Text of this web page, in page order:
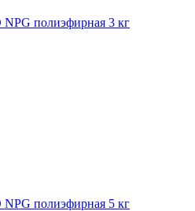
полиэфирная 3 кг
полиэфирная 5 кг